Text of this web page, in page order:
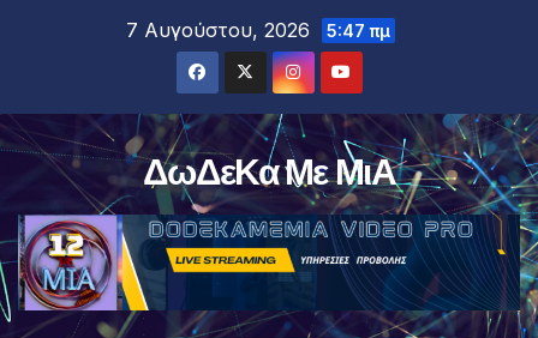
7 Αυγούστου, 2026 5:47 πμ
ΔωΔεΚα Με ΜιΑ